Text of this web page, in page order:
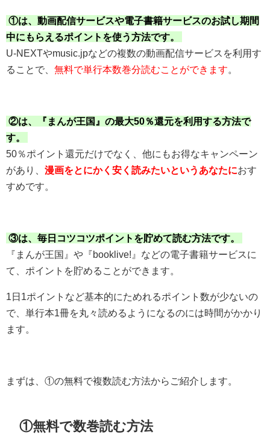
①は、動画配信サービスや電子書籍サービスのお試し期間
中にもらえるポイントを使う方法です。
U-NEXTやmusic.jpなどの複数の動画配信サービスを利用す
ることで、 無料で単行本数巻分読むことができます
②は、『まんが王国』の最大50％還元を利用する方法で
す。
50％ポイント還元だけでなく、他にもお得なキャンペーン
があり、 漫画をとにかく安く読みたいというあなたにおす
すめです。
③は、毎日コツコツポイントを貯めて読む方法です。
『まんが王国』や『booklive!』などの電子書籍サービスに
て、ポイントを貯めることができます。
1日1ポイントなど基本的にためれるポイント数が少ないの
で、単行本1冊を丸々読めるようになるのには時間がかかり
ます。
まずは、①の無料で複数読む方法からご紹介します。
①無料で数巻読む方法